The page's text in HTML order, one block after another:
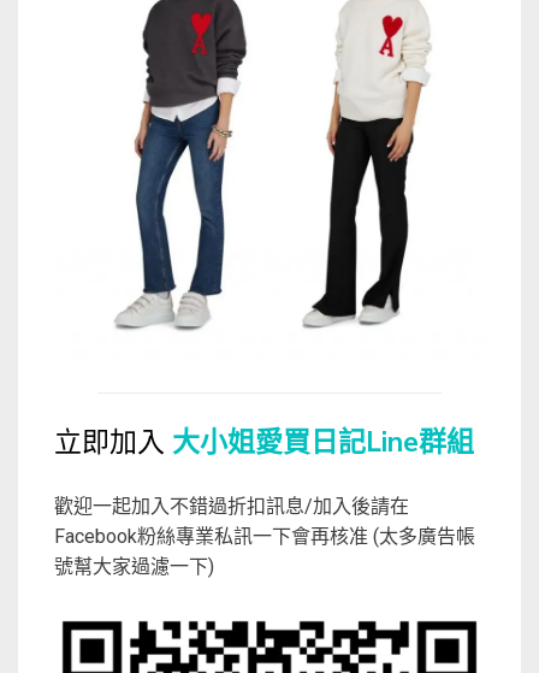
立即加入 大小姐愛買日記Line群組
歡迎一起加入不錯過折扣訊息/加入後請在
Facebook粉絲專業私訊一下會再核准 (太多廣告帳
號幫大家過濾一下)